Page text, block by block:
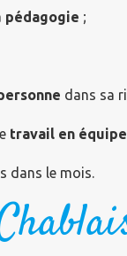
pédagogie ;
dans sa
travail en équipe
dans le mois.